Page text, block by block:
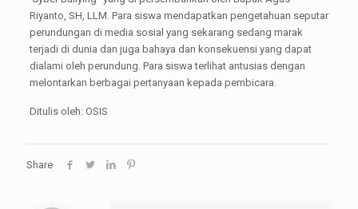
Riyanto, SH, LLM. Para siswa mendapatkan pengetahuan seputar
perundungan di media sosial yang sekarang sedang marak
terjadi di dunia dan juga bahaya dan konsekuensi yang dapat
dialami oleh perundung. Para siswa terlihat antusias dengan
melontarkan berbagai pertanyaan kepada pembicara.
Ditulis oleh: OSIS
Share